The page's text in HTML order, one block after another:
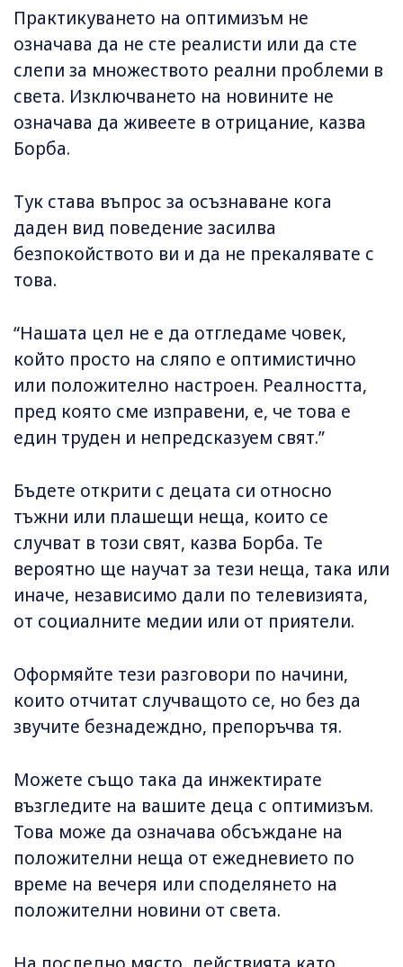
Практикуването на оптимизъм не
означава да не сте реалисти или да сте
слепи за множеството реални проблеми в
света. Изключването на новините не
означава да живеете в отрицание, казва
Борба.
Тук става въпрос за осъзнаване кога
даден вид поведение засилва
безпокойството ви и да не прекалявате с
това.
“Нашата цел не е да отгледаме човек,
който просто на сляпо е оптимистично
или положително настроен. Реалността,
пред която сме изправени, е, че това е
един труден и непредсказуем свят.”
Бъдете открити с децата си относно
тъжни или плашещи неща, които се
случват в този свят, казва Борба. Те
вероятно ще научат за тези неща, така или
иначе, независимо дали по телевизията,
от социалните медии или от приятели.
Оформяйте тези разговори по начини,
които отчитат случващото се, но без да
звучите безнадеждно, препоръчва тя.
Можете също така да инжектирате
възгледите на вашите деца с оптимизъм.
Това може да означава обсъждане на
положителни неща от ежедневието по
време на вечеря или споделянето на
положителни новини от света.